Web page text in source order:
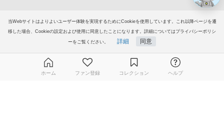
当Webサイトはよりよいユーザー体験を実現するためにCookieを使用しています。これ以降ページを遷
移した場合、Cookieの設定および使用に同意したことになります。詳細についてはプライバシーポリシ
ーをご覧ください。 詳細 同意
グループサイト
ご意見・ご要望
© 2006-2026 イラストAC
ホーム ファン登録 コレクション ヘルプ